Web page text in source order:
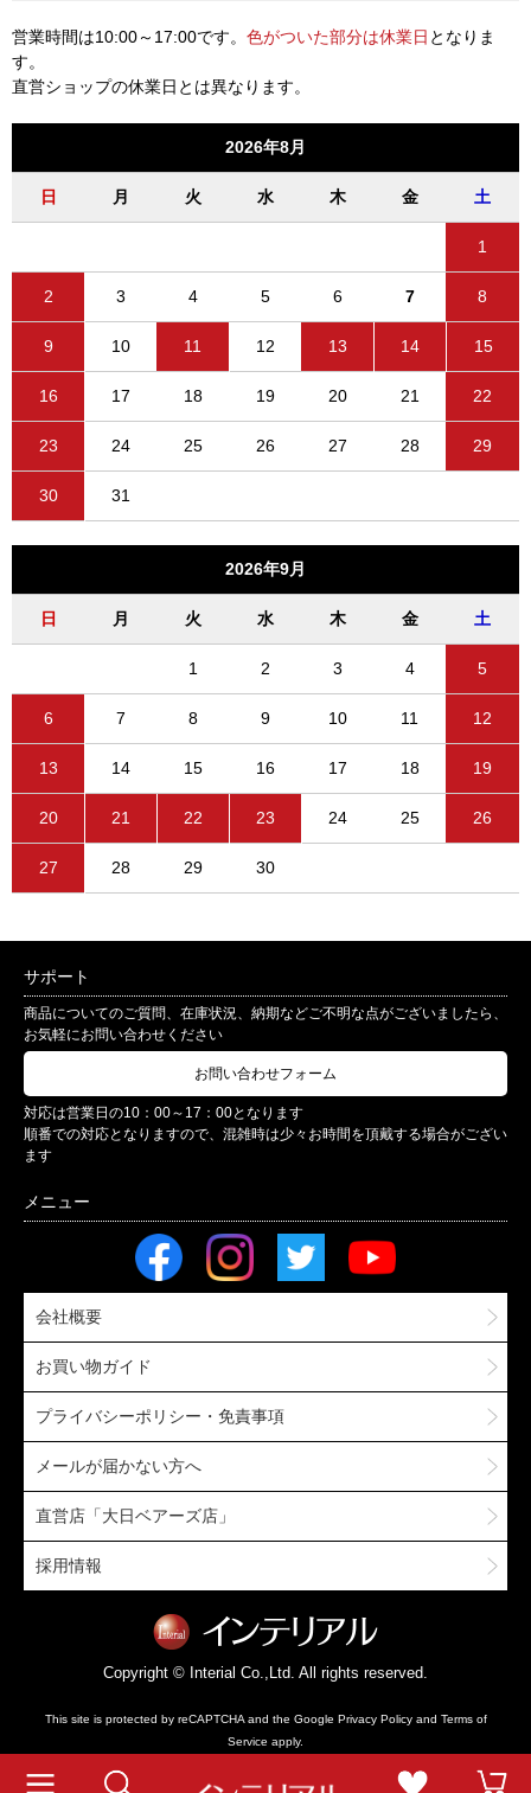
営業時間は10:00～17:00です。 色がついた部分は休業日 となりま
す。
直営ショップの休業日とは異なります。
2026年8月
日 月 火 水 木 金 土
1
2 3 4 5 6 7 8
9 10 11 12 13 14 15
16 17 18 19 20 21 22
23 24 25 26 27 28 29
30 31
2026年9月
日 月 火 水 木 金 土
1 2 3 4 5
6 7 8 9 10 11 12
13 14 15 16 17 18 19
20 21 22 23 24 25 26
27 28 29 30
サポート
商品についてのご質問、在庫状況、納期などご不明な点がございましたら、
お気軽にお問い合わせください
お問い合わせフォーム
対応は営業日の10：00～17：00となります
順番での対応となりますので、混雑時は少々お時間を頂戴する場合がござい
ます
会社概要
お買い物ガイド
プライバシーポリシー・免責事項
メールが届かない方へ
直営店「大日ベアーズ店」
採用情報
Copyright © Interial Co.,Ltd. All rights reserved.
This site is protected by reCAPTCHA and the Google Privacy Policyand Terms of
Service apply.